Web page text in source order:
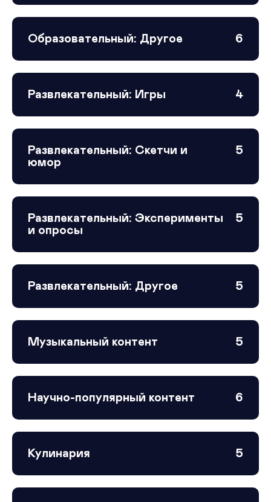
Образовательный: Другое 6
Развлекательный: Игры 4
Развлекательный: Скетчи и
юмор
5
Развлекательный: Эксперименты
и опросы
5
Развлекательный: Другое 5
Музыкальный контент 5
Научно-популярный контент 6
Кулинария 5